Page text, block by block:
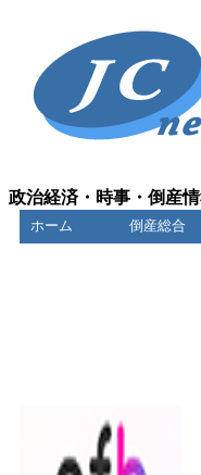
政治経済・時事・倒産
ホーム 倒産総合